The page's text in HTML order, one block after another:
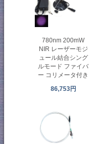
780nm 200mW
NIR レーザーモジ
ュール結合シング
ルモード ファイバ
ー コリメータ付き
86,753円